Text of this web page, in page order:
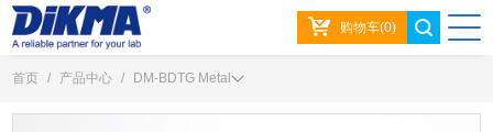
购物车(0)
首页 / 产品中心 / DM-BDTG Metal